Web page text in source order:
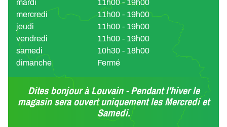
mardi
11h00 - 19h00
mercredi
11h00 - 19h00
jeudi
11h00 - 19h00
vendredi
11h00 - 19h00
samedi
10h30 - 18h00
dimanche
Fermé
Dites bonjour à Louvain - Pendant l'hiver le
magasin sera ouvert uniquement les Mercredi et
Samedi.